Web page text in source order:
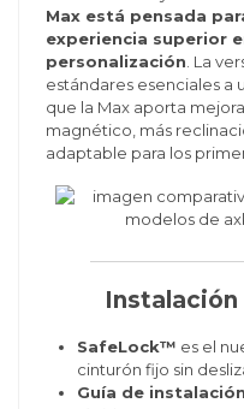
Max está pensada
experiencia superior
personalización. La
estándares esenciales
que la Max aporta
magnético, más
adaptable para los
Instalación
SafeLock™ es el
cinturón fijo sin
Guía de